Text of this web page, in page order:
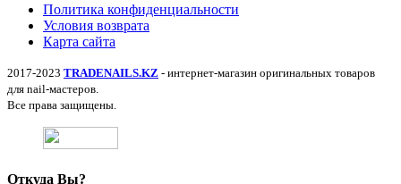
Политика конфиденциальности
Условия возврата
Карта сайта
2017-2023 TRADENAILS.KZ - интернет-магазин оригинальных товаров
для nail-мастеров.
Все права защищены.
Откуда Вы?